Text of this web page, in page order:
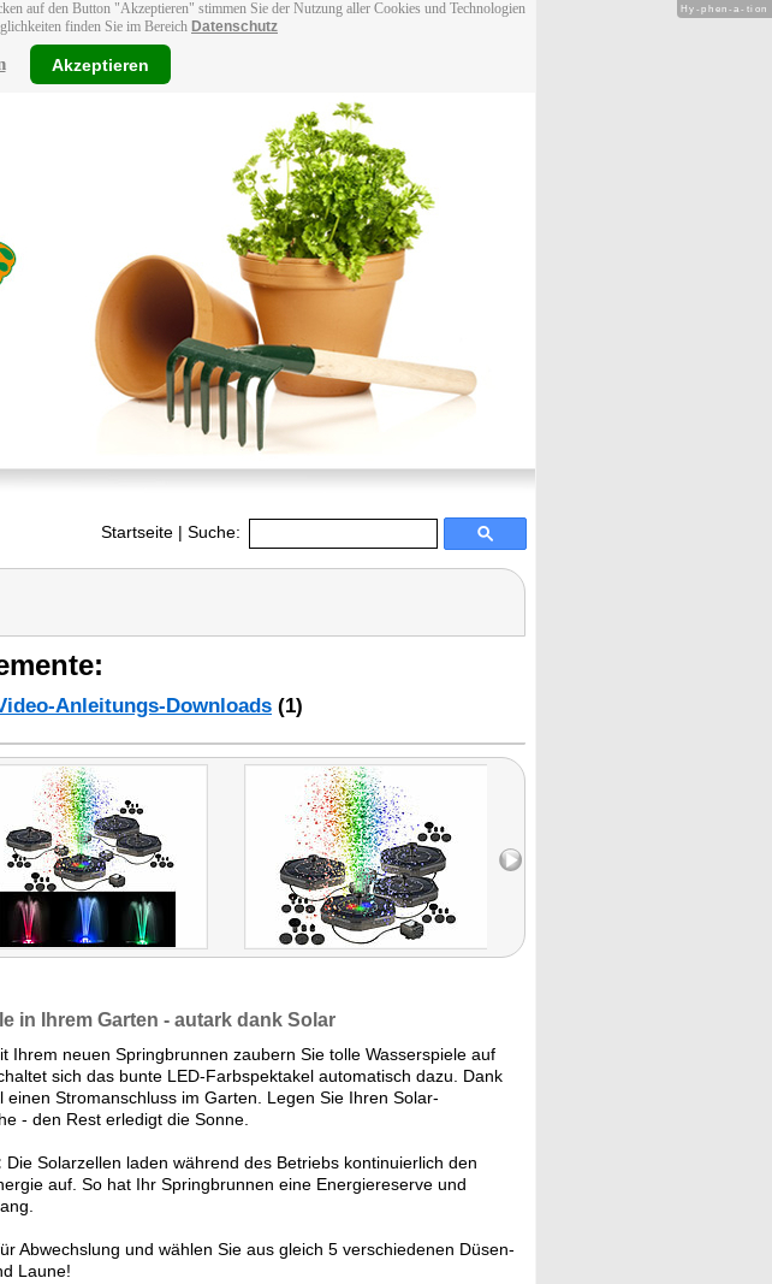
auf den Button "Akzeptieren" stimmen Sie der Nutzung aller Cookies und Technologien
finden Sie im Bereich Datenschutz
Akzeptieren
Startseite | Suche:
Anleitungs-Downloads (1)
in Ihrem Garten - autark dank Solar
Ihrem neuen Springbrunnen zaubern Sie tolle Wasserspiele auf
sich das bunte LED-Farbspektakel automatisch dazu. Dank
Stromanschluss im Garten. Legen Sie Ihren Solar-
- den Rest erledigt die Sonne.
Die Solarzellen laden während des Betriebs kontinuierlich den
auf. So hat Ihr Springbrunnen eine Energiereserve und
Abwechslung und wählen Sie aus gleich 5 verschiedenen Düsen-
Laune!
Hy-phen-a-tion